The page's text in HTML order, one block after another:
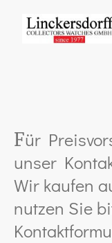
Für
unser
Wir kaufen
nutzen Sie